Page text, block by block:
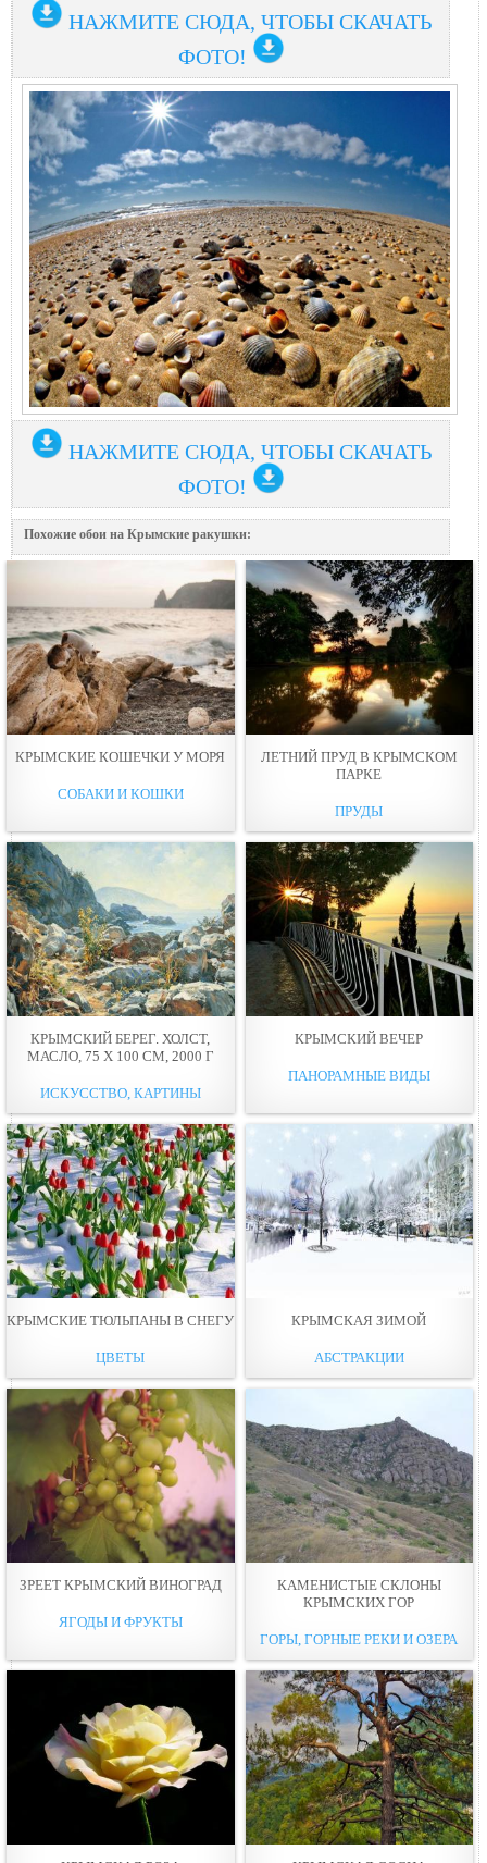
НАЖМИТЕ СЮДА, ЧТОБЫ СКАЧАТЬ
ФОТО!
НАЖМИТЕ СЮДА, ЧТОБЫ СКАЧАТЬ
ФОТО!
Похожие обои на Крымские ракушки:
КРЫМСКИЕ КОШЕЧКИ У МОРЯ
СОБАКИ И КОШКИ
ЛЕТНИЙ ПРУД В КРЫМСКОМ
ПАРКЕ
ПРУДЫ
КРЫМСКИЙ БЕРЕГ. ХОЛСТ,
МАСЛО, 75 Х 100 СМ, 2000 Г
ИСКУССТВО, КАРТИНЫ
КРЫМСКИЙ ВЕЧЕР
ПАНОРАМНЫЕ ВИДЫ
КРЫМСКИЕ ТЮЛЬПАНЫ В СНЕГУ
ЦВЕТЫ
КРЫМСКАЯ ЗИМОЙ
АБСТРАКЦИИ
ЗРЕЕТ КРЫМСКИЙ ВИНОГРАД
ЯГОДЫ И ФРУКТЫ
КАМЕНИСТЫЕ СКЛОНЫ
КРЫМСКИХ ГОР
ГОРЫ, ГОРНЫЕ РЕКИ И ОЗЕРА